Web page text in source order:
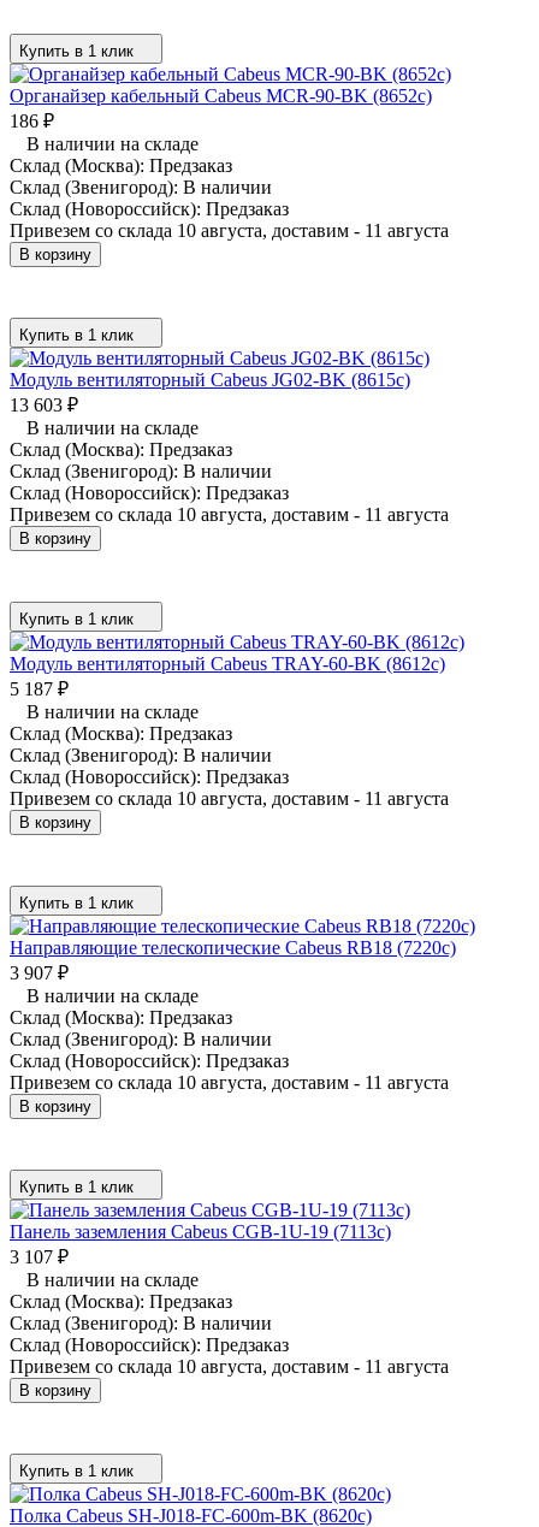
Купить в 1 клик
Органайзер кабельный Cabeus MCR-90-BK (8652c)
186 ₽
В наличии на складе
Склад (Москва): Предзаказ
Склад (Звенигород): В наличии
Склад (Новороссийск): Предзаказ
Привезем со склада 10 августа, доставим - 11 августа
В корзину
Купить в 1 клик
Модуль вентиляторный Cabeus JG02-BK (8615c)
13 603 ₽
В наличии на складе
Склад (Москва): Предзаказ
Склад (Звенигород): В наличии
Склад (Новороссийск): Предзаказ
Привезем со склада 10 августа, доставим - 11 августа
В корзину
Купить в 1 клик
Модуль вентиляторный Cabeus TRAY-60-BK (8612c)
5 187 ₽
В наличии на складе
Склад (Москва): Предзаказ
Склад (Звенигород): В наличии
Склад (Новороссийск): Предзаказ
Привезем со склада 10 августа, доставим - 11 августа
В корзину
Купить в 1 клик
Направляющие телескопические Cabeus RB18 (7220c)
3 907 ₽
В наличии на складе
Склад (Москва): Предзаказ
Склад (Звенигород): В наличии
Склад (Новороссийск): Предзаказ
Привезем со склада 10 августа, доставим - 11 августа
В корзину
Купить в 1 клик
Панель заземления Cabeus CGB-1U-19 (7113c)
3 107 ₽
В наличии на складе
Склад (Москва): Предзаказ
Склад (Звенигород): В наличии
Склад (Новороссийск): Предзаказ
Привезем со склада 10 августа, доставим - 11 августа
В корзину
Купить в 1 клик
Полка Cabeus SH-J018-FC-600m-BK (8620c)